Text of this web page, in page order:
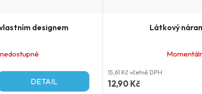
designem
DETAIL
Látkový
15,61 Kč včetně DPH
12,90 Kč